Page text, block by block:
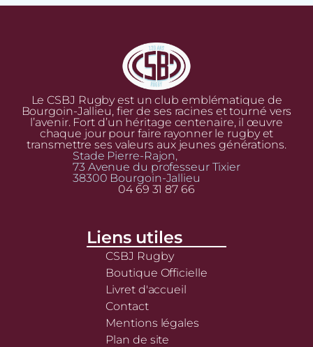
Le CSBJ Rugby est un club emblématique de
Bourgoin-Jallieu, fier de ses racines et tourné vers
l’avenir. Fort d’un héritage centenaire, il œuvre
chaque jour pour faire rayonner le rugby et
transmettre ses valeurs aux jeunes générations.
Stade Pierre-Rajon,
73 Avenue du professeur Tixier
38300 Bourgoin-Jallieu
04 69 31 87 66
Liens utiles
CSBJ Rugby
Boutique Officielle
Livret d'accueil
Contact
Mentions légales
Plan de site